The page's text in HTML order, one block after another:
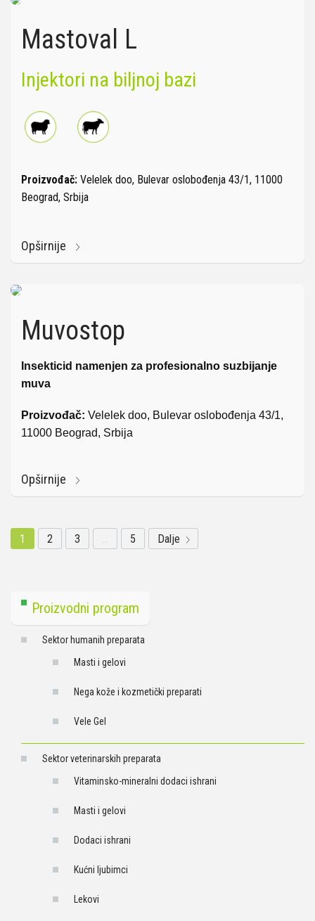
Mastoval L
Injektori na biljnoj bazi
Proizvođač: Velelek doo, Bulevar oslobođenja 43/1, 11000
Beograd, Srbija
Opširnije
Muvostop
Insekticid namenjen za profesionalno suzbijanje
muva
Proizvođač: Velelek doo, Bulevar oslobođenja 43/1,
11000 Beograd, Srbija
Opširnije
1 2 3 … 5 Dalje
Proizvodni program
Sektor humanih preparata
Masti i gelovi
Nega kože i kozmetički preparati
Vele Gel
Sektor veterinarskih preparata
Vitaminsko-mineralni dodaci ishrani
Masti i gelovi
Dodaci ishrani
Kućni ljubimci
Lekovi